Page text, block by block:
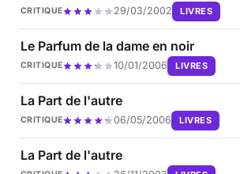
CRITIQUE 29/03/2002 LIVRES
Le Parfum de la dame en noir
CRITIQUE 10/01/2006 LIVRES
La Part de l'autre
CRITIQUE 06/05/2006 LIVRES
La Part de l'autre